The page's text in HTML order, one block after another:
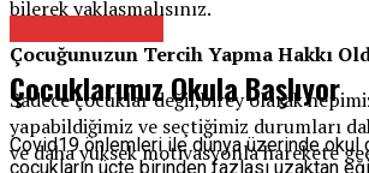
bilerek yaklaşmalısınız.
Çocuğunuzun Tercih Yapma Hakkı
Sadece çocuklar değil,birey olarak
yapabildiğimiz ve seçtiğimiz durumları
ve daha yüksek motivasyonla harekete
Çocuklarımız Okula Başlıyor
Covid19 önlemleri ile dünya üzerinde okul
çocukların üçte birinden fazlası uzaktan